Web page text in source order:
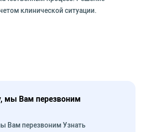
клинической ситуации.
мы Вам перезвоним
Вам перезвоним Узнать